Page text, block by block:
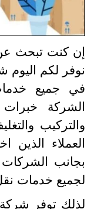
كنت تبحث عن
لكم اليوم
جميع خدمات
خبرات
الذين
الشركات
خدمات نقل
توفر شركة